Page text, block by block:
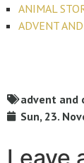
ANIMAL
ADVENT
advent and
Sun, 23.
Leave